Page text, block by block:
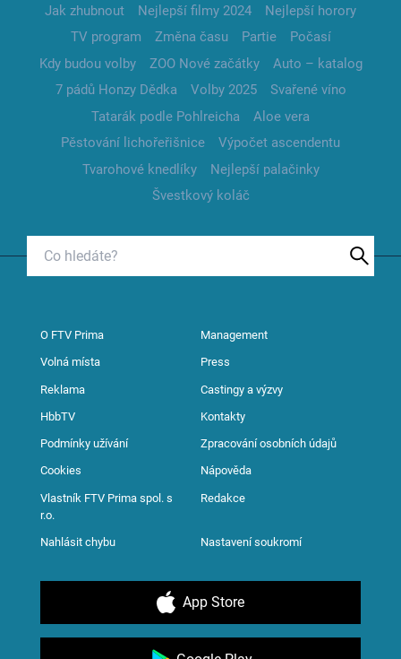
Jak zhubnout Nejlepší filmy 2024
Nejlepší horory
TV program
Změna času Partie
Počasí
Kdy budou volby
ZOO Nové začátky
Auto – katalog
7 pádů Honzy Dědka
Volby 2025
Svařené víno
Tatarák podle Pohlreicha
Aloe vera
Pěstování lichořeřišnice
Výpočet ascendentu
Tvarohové knedlíky
Nejlepší palačinky
Švestkový koláč
O FTV Prima Management
Volná místa Press
Reklama Castingy a výzvy
HbbTV Kontakty
Podmínky užívání Zpracování osobních údajů
Cookies Nápověda
Vlastník FTV Prima spol. s
r.o.
Redakce
Nahlásit chybu Nastavení soukromí
App Store